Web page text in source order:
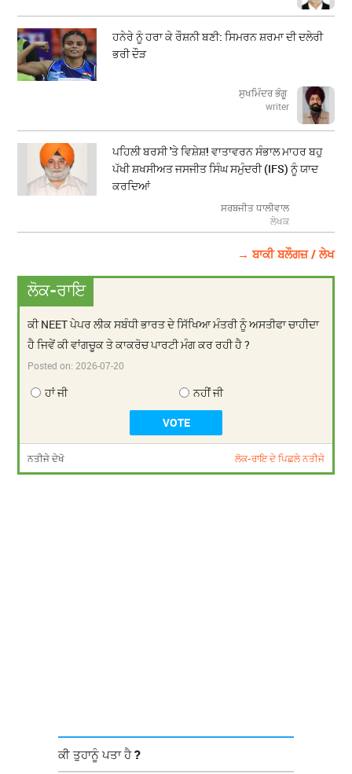
ਹਨੇਰੇ ਨੂੰ ਹਰਾ ਕੇ ਰੌਸ਼ਨੀ ਬਣੀ: ਸਿਮਰਨ ਸ਼ਰਮਾ ਦੀ ਦਲੇਰੀ
ਭਰੀ ਦੌੜ
ਸੁਖਮਿੰਦਰ ਭੰਗੂ
writer
ਪਹਿਲੀ ਬਰਸੀ 'ਤੇ ਵਿਸ਼ੇਸ਼! ਵਾਤਾਵਰਨ ਸੰਭਾਲ ਮਾਹਰ ਬਹੁ
ਪੱਖੀ ਸ਼ਖਸੀਅਤ ਜਸਜੀਤ ਸਿੰਘ ਸਮੁੰਦਰੀ (IFS) ਨੂੰ ਯਾਦ
ਕਰਦਿਆਂ
ਸਰਬਜੀਤ ਧਾਲੀਵਾਲ
ਲੇਖਕ
→ ਬਾਕੀ ਬਲੌਗਜ਼ / ਲੇਖ
ਲੋਕ-ਰਾਇ
ਕੀ NEET ਪੇਪਰ ਲੀਕ ਸਬੰਧੀ ਭਾਰਤ ਦੇ ਸਿੱਖਿਆ ਮੰਤਰੀ ਨੂੰ ਅਸਤੀਫਾ ਚਾਹੀਦਾ
ਹੈ ਜਿਵੇਂ ਕੀ ਵਾਂਗਚੂਕ ਤੇ ਕਾਕਰੋਚ ਪਾਰਟੀ ਮੰਗ ਕਰ ਰਹੀ ਹੈ ?
Posted on:2026-07-20
ਹਾਂ ਜੀ ਨਹੀਂ ਜੀ
ਨਤੀਜੇ ਦੇਖੋ ਲੋਕ-ਰਾਇ ਦੇ ਪਿਛਲੇ ਨਤੀਜੇ
ਕੀ ਤੁਹਾਨੂੰ ਪਤਾ ਹੈ ?